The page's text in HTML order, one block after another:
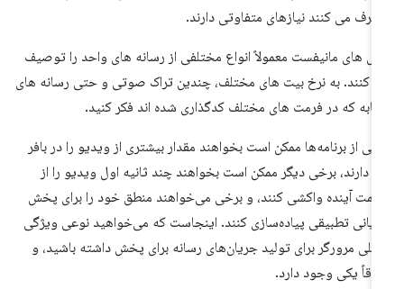
می کنند نیازهای متفاوتی دارند.
های مانیفست معمولاً انواع مختلفی از رسانه های واحد را توصیف
کنند. به نرخ بیت های مختلف، چندین تراک صوتی و حتی رسانه های
که در فرمت های مختلف کدگذاری شده اند فکر کنید.
از برنامه‌ها ممکن است بخواهند مقدار بیشتری از ویدیو را در بافر
دارند، برخی دیگر ممکن است بخواهند چند ثانیه اول ویدیو را از
آینده واکشی کنند، و برخی می‌خواهند منطق خود را برای پخش
تطبیقی ​​پیاده‌سازی کنند. اینجاست که می‌خواهید نوعی ویژگی
مرورگر برای تولید جریان‌های رسانه برای پخش داشته باشید، و
یکی وجود دارد.